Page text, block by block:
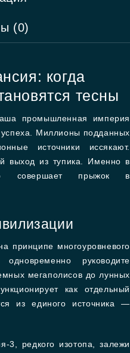
(0)
когда
тесны
промышленная империя
успеха. Миллионы подданных
источники иссякают.
выход из тупика. Именно в
совершает прыжок в
принципе многоуровневого
руководите
мегаполисов до лунных
как отдельный
из единого источника —
редкого изотопа, залежи